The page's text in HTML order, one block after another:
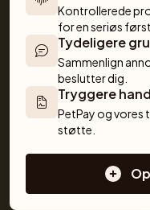
Køb kæledyr trygt
Køb med PetPay
Kæledyrsforsikring
Hunderaseksperten
Opdrættere
Sælg hund
Opdrætterværktøjer
Sælg med PetPay
Kontrollerede
for en seriøs
Tydeligere
Sammenlign
beslutter dig.
Tryggere
PetPay og vores
støtte.